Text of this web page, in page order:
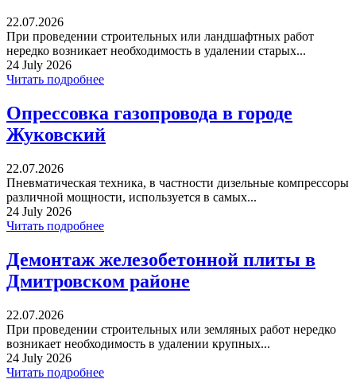
22.07.2026
При проведении строительных или ландшафтных работ
нередко возникает необходимость в удалении старых...
24 July 2026
Читать подробнее
Опрессовка газопровода в городе
Жуковский
22.07.2026
Пневматическая техника, в частности дизельные компрессоры
различной мощности, используется в самых...
24 July 2026
Читать подробнее
Демонтаж железобетонной плиты в
Дмитровском районе
22.07.2026
При проведении строительных или земляных работ нередко
возникает необходимость в удалении крупных...
24 July 2026
Читать подробнее